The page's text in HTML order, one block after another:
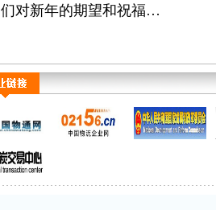
们对新年的期望和祝福…